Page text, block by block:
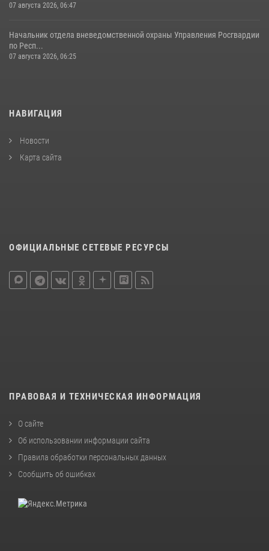
07 августа 2026, 06:47
Начальник отдела вневедомственной охраны Управления Росгвардии
по Респ...
07 августа 2026, 06:25
НАВИГАЦИЯ
Новости
Карта сайта
ОФИЦИАЛЬНЫЕ СЕТЕВЫЕ РЕСУРСЫ
ПРАВОВАЯ И ТЕХНИЧЕСКАЯ ИНФОРМАЦИЯ
О сайте
Об использовании информации сайта
Правила обработки персональных данных
Сообщить об ошибках